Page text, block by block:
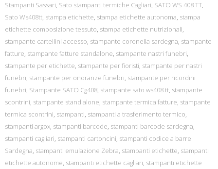
Stampanti Sassari, Sato stampanti termiche Cagliari, SATO WS 408 TT,
Sato Ws408tt, stampa etichette, stampa etichette autonoma, stampa
etichette composizione tessuto, stampa etichette nutrizionali,
stampante cartellini accesso, stampante coronella sardegna, stampante
fatture, stampante fatture standalone, stampante nastri funebri,
stampante per etichette, stampante per fioristi, stampante per nastri
funebri, stampante per onoranze funebri, stampante per ricordini
funebri, Stampante SATO Cg408, stampante sato ws408 tt, stampante
scontrini, stampante stand alone, stampante termica fatture, stampante
termica scontrini, stampanti, stampanti a trasferimento termico,
stampanti argox, stampanti barcode, stampanti barcode sardegna,
stampanti cagliari, stampanti cartoncini, stampanti codice a barre
Sardegna, stampanti emulazione Zebra, stampanti etichette, stampanti
etichette autonome, stampanti etichette cagliari, stampanti etichette